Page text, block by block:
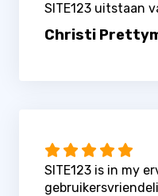
SITE123 uitstaan
Christi
SITE123 is in my